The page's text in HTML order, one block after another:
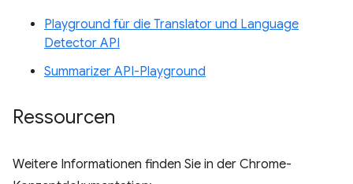
Playground für die Translator und Language
Detector API
Summarizer API-Playground
Ressourcen
Weitere Informationen finden Sie in der Chrome-